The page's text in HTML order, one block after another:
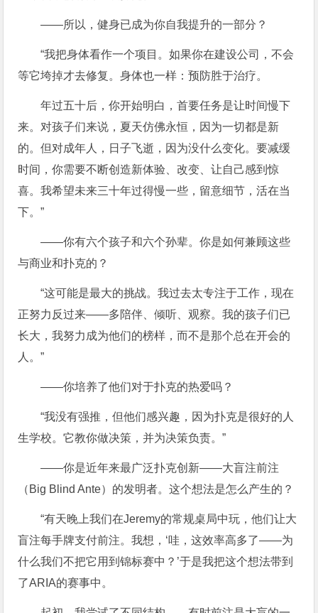
——所以，健身已成为你自我提升的一部分？
“我把身体看作一个项目。如果你在建设公司，不会
等它垮掉才去修复。身体也一样：预防胜于治疗。
年过五十后，你开始明白，首要任务是让时间慢下
来。对孩子们来说，夏天仿佛永恒，因为一切都是新
的。但对成年人，日子飞逝，因为没什么变化。要减缓
时间，你需要不断创造新体验、改变、让自己感到惊
喜。我希望未来三十年过得慢一些，留意细节，活在当
下。”
——你有六个孩子和六个孙辈。你是如何兼顾这些
与商业和扑克的？
“这可能是最大的挑战。我过去太专注于工作，现在
正努力反过来——多陪伴、倾听、观察。我的孩子们已
长大，我努力成为他们的榜样，而不是那个总在开会的
人。”
——你培养了他们对于扑克的热爱吗？
“我没有强推，但他们感兴趣，因为扑克是很好的人
生学校。它教你做决策，并为决策负责。”
——你是近年来最广泛扑克创新——大盲注前注
（Big Blind Ante）的发明者。这个想法是怎么产生的？
“有天晚上我们在Jeremy的常规桌局中玩，他们让大
盲注每手牌支付前注。我想，‘哇，这效率高多了——为
什么我们不把它用到锦标赛中？’于是我把这个想法带到
了ARIA的赛事中。